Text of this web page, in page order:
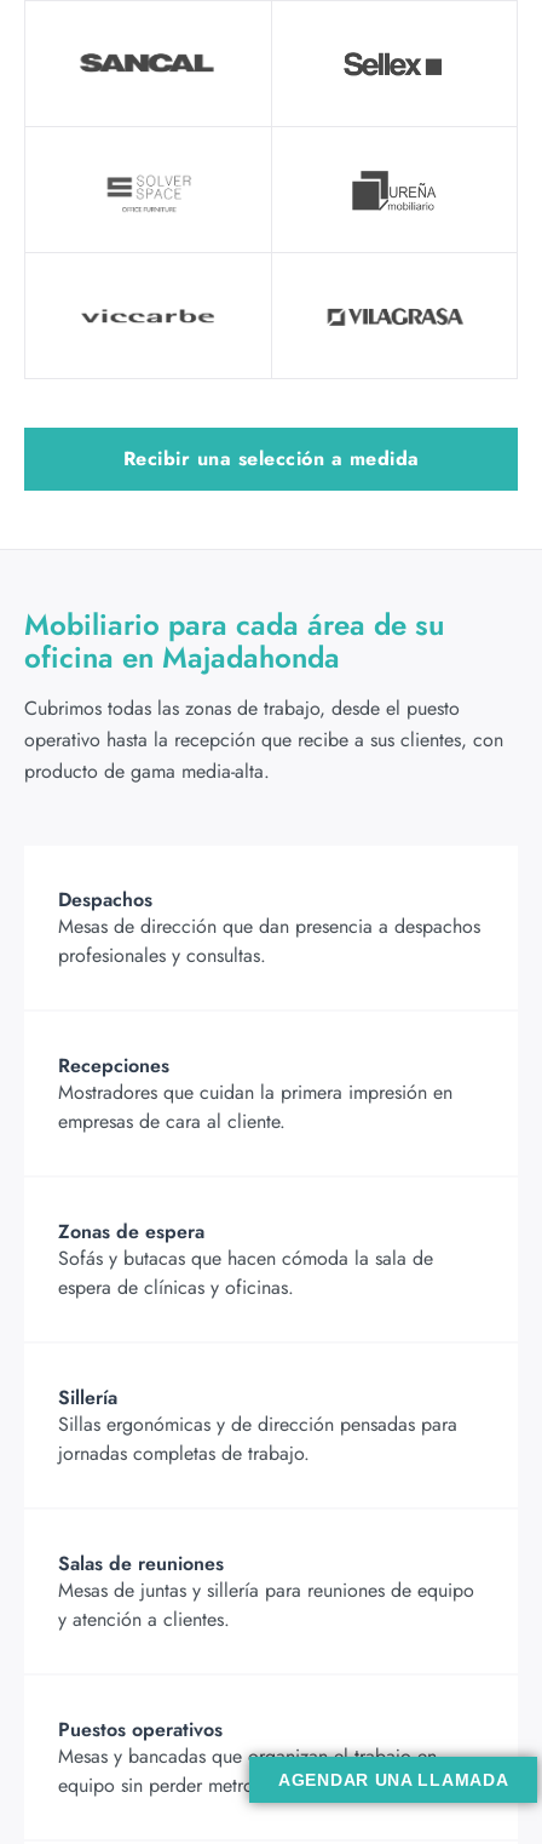
AGENDAR UNA LLAMADA
Recibir una selección a medida
Mobiliario para cada área de su
oficina en Majadahonda
Cubrimos todas las zonas de trabajo, desde el puesto
operativo hasta la recepción que recibe a sus clientes, con
producto de gama media-alta.
Despachos
Mesas de dirección que dan presencia a despachos
profesionales y consultas.
Recepciones
Mostradores que cuidan la primera impresión en
empresas de cara al cliente.
Zonas de espera
Sofás y butacas que hacen cómoda la sala de
espera de clínicas y oficinas.
Sillería
Sillas ergonómicas y de dirección pensadas para
jornadas completas de trabajo.
Salas de reuniones
Mesas de juntas y sillería para reuniones de equipo
y atención a clientes.
Puestos operativos
Mesas y bancadas que organizan el trabajo en
equipo sin perder metros.